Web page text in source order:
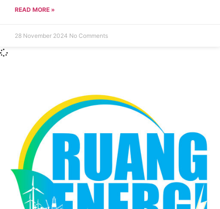
READ MORE »
28 November 2024 No Comments